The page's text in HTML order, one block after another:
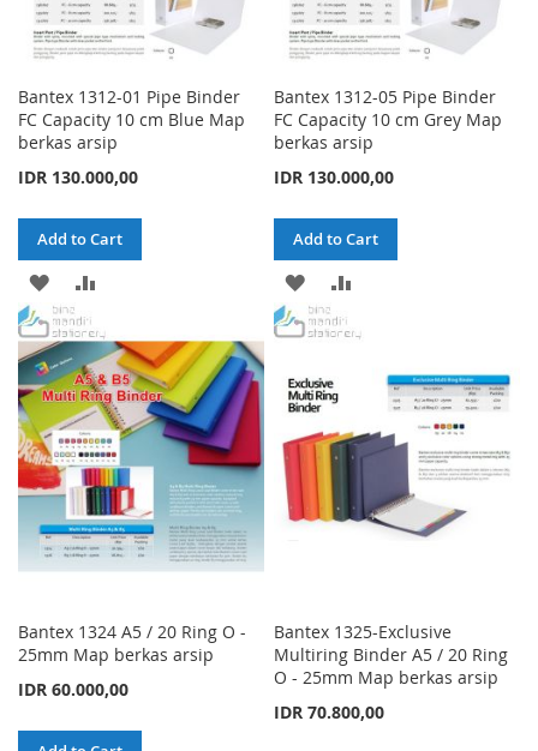
Bantex 1312-01 Pipe Binder
FC Capacity 10 cm Blue Map
berkas arsip
IDR 130.000,00
Add to Cart
ADD
TO
WISH
LIST
COMPARE
Bantex 1312-05 Pipe Binder
FC Capacity 10 cm Grey Map
berkas arsip
IDR 130.000,00
Add to Cart
ADD
TO
LIST
Bantex 1324 A5 / 20 Ring O -
25mm Map berkas arsip
IDR 60.000,00
Bantex 1325-Exclusive
Multiring Binder A5 / 20 Ring
O - 25mm Map berkas arsip
IDR 70.800,00